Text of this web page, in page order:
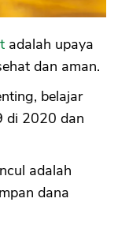
adalah upaya
dan aman.
belajar
di 2020 dan
adalah
dana